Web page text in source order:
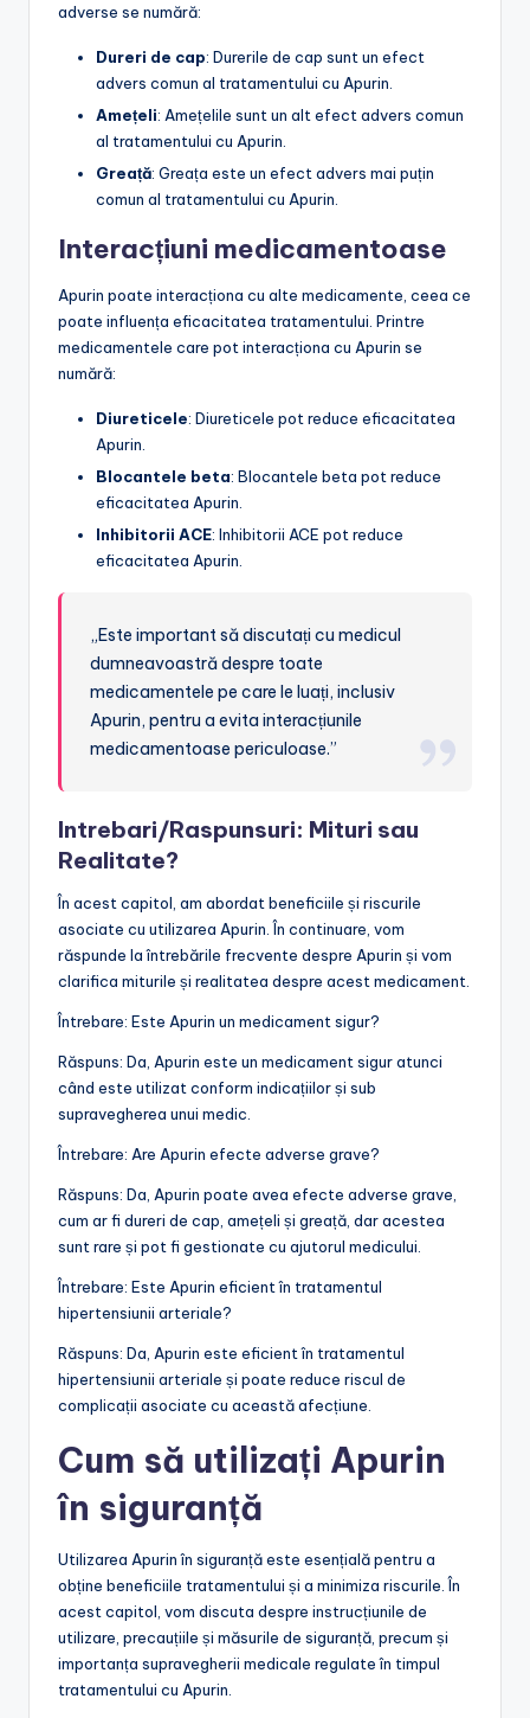
adverse se numără:
Dureri de cap: Durerile de cap sunt un efect
advers comun al tratamentului cu Apurin.
Amețeli: Amețelile sunt un alt efect advers comun
al tratamentului cu Apurin.
Greață: Greața este un efect advers mai puțin
comun al tratamentului cu Apurin.
Interacțiuni medicamentoase
Apurin poate interacționa cu alte medicamente, ceea ce
poate influența eficacitatea tratamentului. Printre
medicamentele care pot interacționa cu Apurin se
numără:
Diureticele: Diureticele pot reduce eficacitatea
Apurin.
Blocantele beta: Blocantele beta pot reduce
eficacitatea Apurin.
Inhibitorii ACE: Inhibitorii ACE pot reduce
eficacitatea Apurin.
„Este important să discutați cu medicul
dumneavoastră despre toate
medicamentele pe care le luați, inclusiv
Apurin, pentru a evita interacțiunile
medicamentoase periculoase.”
Intrebari/Raspunsuri: Mituri sau
Realitate?
În acest capitol, am abordat beneficiile și riscurile
asociate cu utilizarea Apurin. În continuare, vom
răspunde la întrebările frecvente despre Apurin și vom
clarifica miturile și realitatea despre acest medicament.
Întrebare: Este Apurin un medicament sigur?
Răspuns: Da, Apurin este un medicament sigur atunci
când este utilizat conform indicațiilor și sub
supravegherea unui medic.
Întrebare: Are Apurin efecte adverse grave?
Răspuns: Da, Apurin poate avea efecte adverse grave,
cum ar fi dureri de cap, amețeli și greață, dar acestea
sunt rare și pot fi gestionate cu ajutorul medicului.
Întrebare: Este Apurin eficient în tratamentul
hipertensiunii arteriale?
Răspuns: Da, Apurin este eficient în tratamentul
hipertensiunii arteriale și poate reduce riscul de
complicații asociate cu această afecțiune.
Cum să utilizați Apurin
în siguranță
Utilizarea Apurin în siguranță este esențială pentru a
obține beneficiile tratamentului și a minimiza riscurile. În
acest capitol, vom discuta despre instrucțiunile de
utilizare, precauțiile și măsurile de siguranță, precum și
importanța supravegherii medicale regulate în timpul
tratamentului cu Apurin.